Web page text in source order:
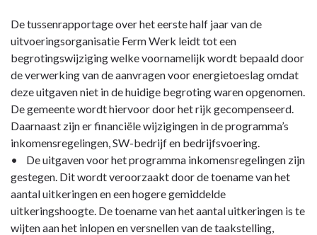
De tussenrapportage over het eerste half jaar van de
uitvoeringsorganisatie Ferm Werk leidt tot een
begrotingswijziging welke voornamelijk wordt bepaald door
de verwerking van de aanvragen voor energietoeslag omdat
deze uitgaven niet in de huidige begroting waren opgenomen.
De gemeente wordt hiervoor door het rijk gecompenseerd.
Daarnaast zijn er financiële wijzigingen in de programma’s
inkomensregelingen, SW-bedrijf en bedrijfsvoering.
• De uitgaven voor het programma inkomensregelingen zijn
gestegen. Dit wordt veroorzaakt door de toename van het
aantal uitkeringen en een hogere gemiddelde
uitkeringshoogte. De toename van het aantal uitkeringen is te
wijten aan het inlopen en versnellen van de taakstelling,